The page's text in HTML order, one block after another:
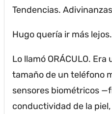
Tendencias.
Hugo quería ir más lejos.
Lo llamó ORÁCULO. Era
tamaño de un teléfono
sensores biométricos
conductividad de la